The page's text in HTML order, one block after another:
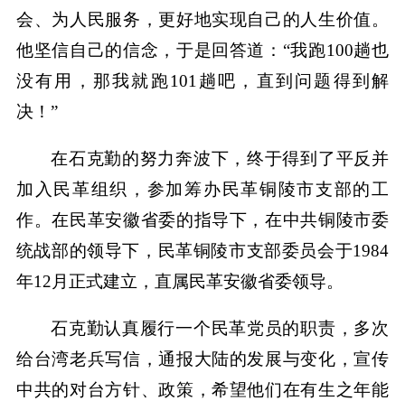
会、为人民服务，更好地实现自己的人生价值。
他坚信自己的信念，于是回答道：“我跑100趟也
没有用，那我就跑101趟吧，直到问题得到解
决！”
在石克勤的努力奔波下，终于得到了平反并
加入民革组织，参加筹办民革铜陵市支部的工
作。在民革安徽省委的指导下，在中共铜陵市委
统战部的领导下，民革铜陵市支部委员会于1984
年12月正式建立，直属民革安徽省委领导。
石克勤认真履行一个民革党员的职责，多次
给台湾老兵写信，通报大陆的发展与变化，宣传
中共的对台方针、政策，希望他们在有生之年能